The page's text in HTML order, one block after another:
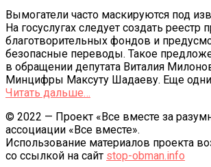
Вымогатели часто маскируются под
На госуслугах следует создать реестр
благотворительных фондов и
безопасные переводы. Такое
в обращении депутата Виталия
Минцифры Максуту Шадаеву. Еще
Читать дальше…
© 2022 — Проект «Все вместе за
ассоциации «Все вместе».
Использование материалов проекта
со ссылкой на сайт stop-obman.info